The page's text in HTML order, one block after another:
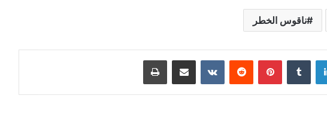
ناقوس الخطر
لينكدإن بينتيريست مشاركة عبر البريد طباعة